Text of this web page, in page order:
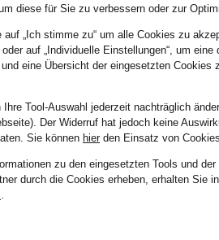
diese für Sie zu verbessern oder zur
auf „Ich stimme zu“ um alle Cookies zu
auf „Individuelle Einstellungen“, um
und eine Übersicht der eingesetzten Cookies
Ihre Tool-Auswahl jederzeit nachträglich
Der Widerruf hat jedoch keine
Sie können hierden Einsatz von
zu den eingesetzten Tools und
durch die Cookies erheben, erhalten Sie
.